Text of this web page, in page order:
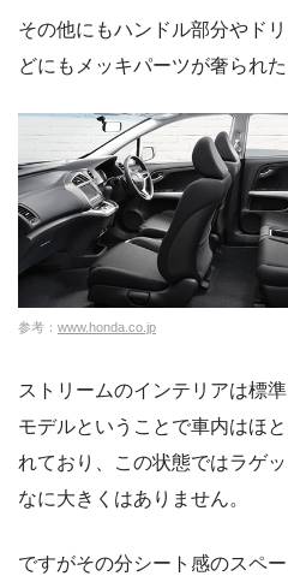
その他にもハンドル部分やド
どにもメッキパーツが奢られ
参考： www.honda.co.jp
ストリームのインテリアは標
モデルということで車内はほ
れており、この状態ではラゲ
なに大きくはありません。
ですがその分シート感のスペ